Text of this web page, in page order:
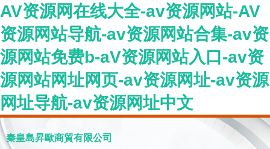
AV资源网在线大全-av资源网站-AV
资源网站导航-av资源网站合集-av资
源网站免费b-aV资源网站入口-av资
源网站网址网页-av资源网址-av资源
网址导航-av资源网址中文
秦皇島昇歐商貿有限公司